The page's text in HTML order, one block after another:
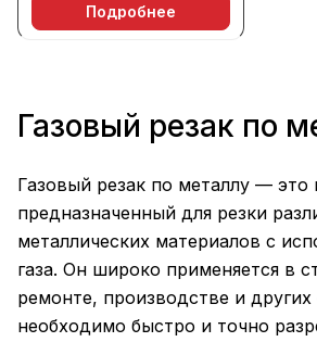
Подробнее
Газовый резак по
Газовый резак по металлу — это
предназначенный для резки
металлических материалов с
газа. Он широко применяется в
ремонте, производстве и других
необходимо быстро и точно